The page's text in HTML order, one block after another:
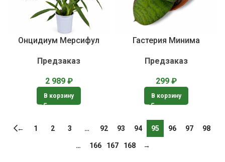
Онцидиум Мерсифул
Предзаказ
2 989 ₽
В корзину
Гастерия Минима
Предзаказ
299 ₽
В корзину
← 1 2 3 … 92 93 94 95 96 97 98
… 166 167 168 →